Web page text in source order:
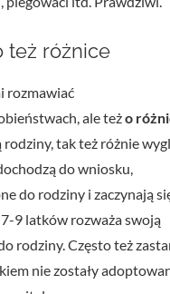
też różnice
rozmawiać
ale teżo
rodziny, tak też różnie
do wniosku,
do rodziny i zaczynają
9 latków rozważa swoją
rodziny. Często też
nie zostały